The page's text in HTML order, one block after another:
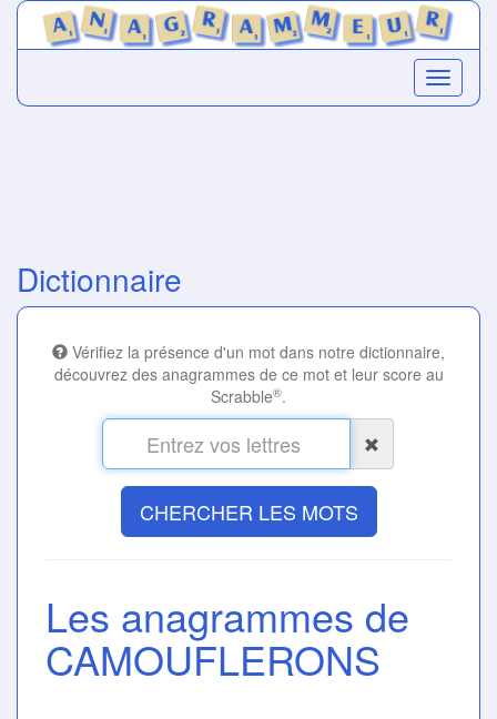
Dictionnaire
Vérifiez la présence d'un mot dans notre dictionnaire,
découvrez des anagrammes de ce mot et leur score au
Scrabble®.
CHERCHER LES MOTS
Les anagrammes de
CAMOUFLERONS